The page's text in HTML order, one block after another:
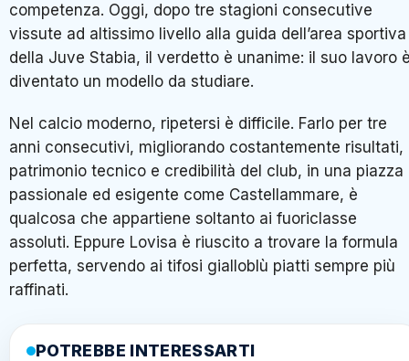
competenza. Oggi, dopo tre stagioni consecutive
vissute ad altissimo livello alla guida dell’area sportiva
della Juve Stabia, il verdetto è unanime: il suo lavoro
diventato un modello da studiare.
Nel calcio moderno, ripetersi è difficile. Farlo per tre
anni consecutivi, migliorando costantemente risultati,
patrimonio tecnico e credibilità del club, in una piazza
passionale ed esigente come Castellammare, è
qualcosa che appartiene soltanto ai fuoriclasse
assoluti. Eppure Lovisa è riuscito a trovare la formula
perfetta, servendo ai tifosi gialloblù piatti sempre più
raffinati.
POTREBBE INTERESSARTI